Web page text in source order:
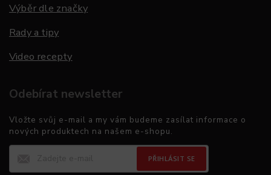
Výběr dle značky
Rady a tipy
Video recepty
Odebírat newsletter
Vložte svůj e-mail a my vám budeme zasílat informace o
nových produktech na našem e-shopu.
PŘIHLÁSIT SE